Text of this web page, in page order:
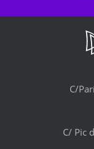
C/
C/ Pic